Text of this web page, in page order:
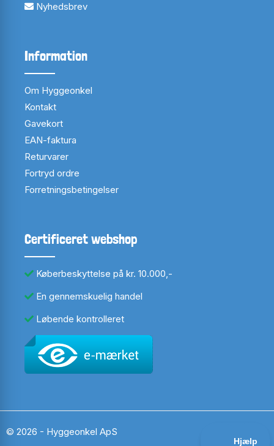
Nyhedsbrev
Information
Om Hyggeonkel
Kontakt
Gavekort
EAN-faktura
Returvarer
Fortryd ordre
Forretningsbetingelser
Certificeret webshop
Køberbeskyttelse på kr. 10.000,-
En gennemskuelig handel
Løbende kontrolleret
© 2026 - Hyggeonkel ApS